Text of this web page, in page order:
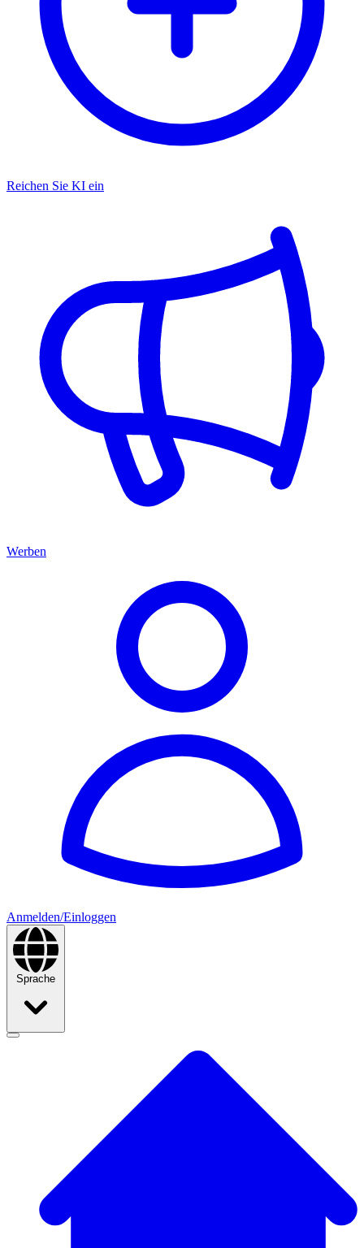
Reichen Sie KI ein
Werben
Anmelden/Einloggen
Sprache